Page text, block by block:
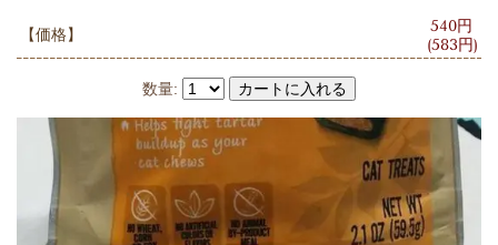
【価格】
540円
(583円)
数量: